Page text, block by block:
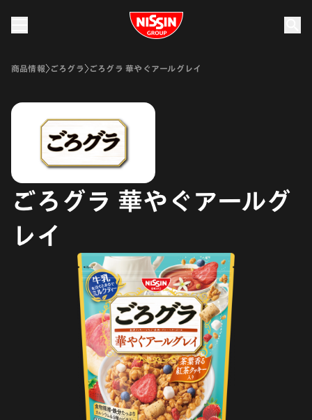
Nissin Group
商品情報 ごろグラ ごろグラ 華やぐアールグレイ
ごろグラ 華やぐアールグ
レイ